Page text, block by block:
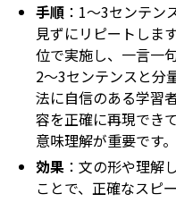
手順 ：1～3センテン
見ずにリピートしま
位で実施し、一言一
2～3センテンスと分
法に自信のある学習
容を正確に再現でき
意味理解が重要です。
効果 ：文の形や理解
ことで、正確なスピ